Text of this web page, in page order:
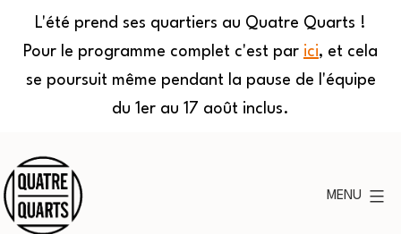
L'été prend ses quartiers au Quatre Quarts !
Pour le programme complet c'est par ici, et cela
se poursuit même pendant la pause de l'équipe
du 1er au 17 août inclus.
au
contenu
MENU